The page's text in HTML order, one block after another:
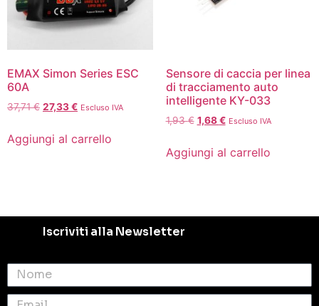
EMAX Simon Series ESC
60A
37,71€ 27,33€ Escluso IVA
Aggiungi al carrello
Sensore di caccia per linea
di tracciamento auto
intelligente KY-033
1,93€ 1,68€ Escluso IVA
Aggiungi al carrello
Iscriviti alla Newsletter